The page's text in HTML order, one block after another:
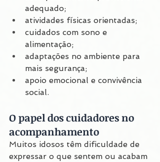
adequado;
atividades físicas orientadas;
cuidados com sono e
alimentação;
adaptações no ambiente para
mais segurança;
apoio emocional e convivência
social.
O papel dos cuidadores no
acompanhamento
Muitos idosos têm dificuldade de
expressar o que sentem ou acabam